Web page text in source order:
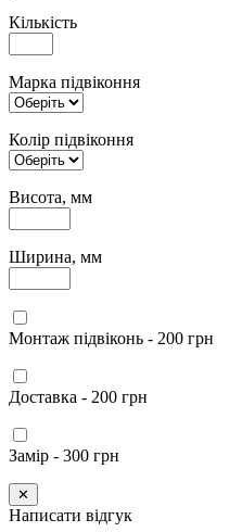
Кількість
Марка підвіконня
Колір підвіконня
Висота, мм
Ширина, мм
Монтаж підвіконь - 200 грн
Доставка - 200 грн
Замір - 300 грн
✕
Написати відгук